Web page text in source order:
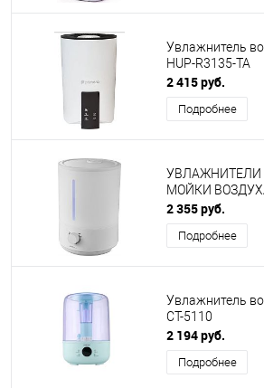
Увлажнитель
HUP-R3135-TA
2 415 руб.
Подробнее
УВЛАЖНИТЕЛИ
МОЙКИ ВОЗДУХА
2 355 руб.
Подробнее
Увлажнитель
СТ-5110
2 194 руб.
Подробнее